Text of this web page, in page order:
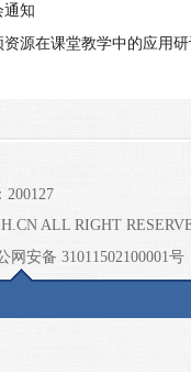
通知
源在课堂教学中的应用
ALL RIGHT
网安备 31011502100001号